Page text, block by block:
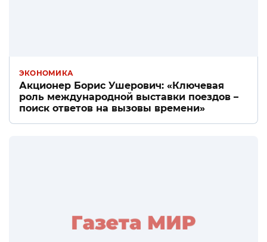
ЭКОНОМИКА
Акционер Борис Ушерович: «Ключевая
роль международной выставки поездов –
поиск ответов на вызовы времени»